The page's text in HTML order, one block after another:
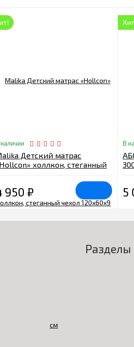
Детский матрас
холлкон, стеганный
950₽
В
5
Разделы